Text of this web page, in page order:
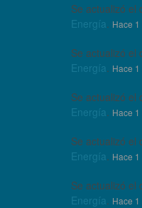
Se actualizó el
Energía. Hace 1
Se actualizó el
Energía. Hace 1
Se actualizó el
Energía. Hace 1
Se actualizó el
Energía. Hace 1
Se actualizó el
Energía. Hace 1